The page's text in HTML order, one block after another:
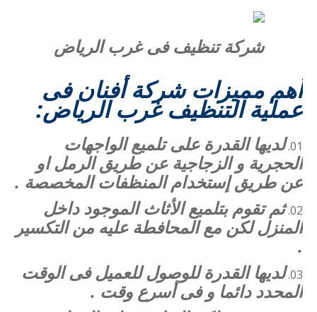
شركة تنظيف فى غرب الرياض
أهم مميزات شركة أفنان فى
عملية التنظيف غرب الرياض:
لديها القدرة على تلميع الواجهات
الحجرية و الزجاجية عن طريق الرمل او
عن طريق إستخدام المنظفات المخصصة .
ثم تقوم بتلميع الأثاث الموجود داخل
المنزل لكن مع المحافطة عليه من التكسير
.
لديها القدرة للوصول للعميل فى الوقت
المحدد دائما و فى أسرع وقت .